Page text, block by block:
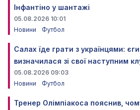
Інфантіно у шантажі
05.08.2026 10:01
Новини
Футбол
Салах їде грати з українцями:
визначилася зі свої наступним
05.08.2026 09:03
Новини
Футбол
Тренер Олімпіакоса пояснив,